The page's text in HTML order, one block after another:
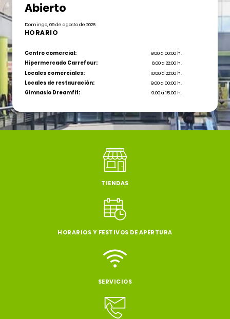
Abierto
Domingo, 09 de agosto de 2026
HORARIO
Centro comercial:
9:00 a 00:00 h.
Hipermercado Carrefour:
6:00 a 22:00 h.
Locales comerciales:
10:00 a 22:00 h.
Locales de restauración:
9:00 a 00:00 h.
Gimnasio Dreamfit:
9:00 a 15:00 h.
TIENDAS
HORARIOS Y FESTIVOS DE APERTURA
SERVICIOS